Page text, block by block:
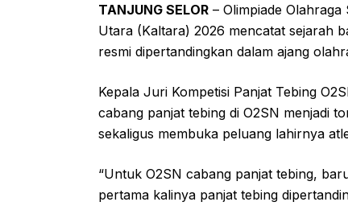
TANJUNG SELOR – Olimpiade
Utara (Kaltara) 2026 mencatat sejarah
resmi dipertandingkan dalam ajang
Kepala Juri Kompetisi Panjat Tebing
cabang panjat tebing di O2SN menjadi
sekaligus membuka peluang lahirnya
“Untuk O2SN cabang panjat tebing,
pertama kalinya panjat tebing